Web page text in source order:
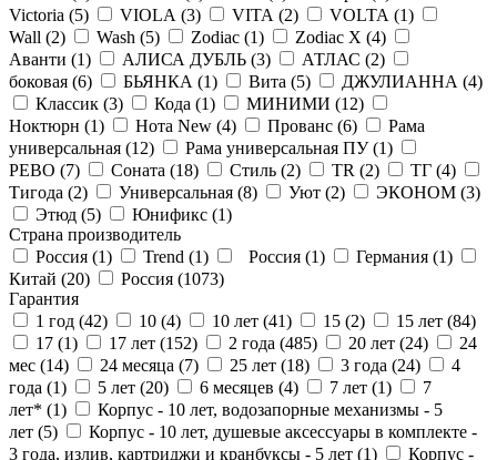
Victoria (5) VIOLA (3) VITA (2) VOLTA (1)
Wall (2) Wash (5) Zodiac (1) Zodiac X (4)
Аванти (1) АЛИСА ДУБЛЬ (3) АТЛАС (2)
боковая (6) БЬЯНКА (1) Вита (5) ДЖУЛИАННА (4)
Классик (3) Кода (1) МИНИМИ (12)
Ноктюрн (1) Нота New (4) Прованс (6)
Рама
универсальная (12) Рама универсальная ПУ (1)
РЕВО (7) Соната (18) Стиль (2) ТR (2) ТГ (4)
Тигода (2) Универсальная (8) Уют (2) ЭКОНОМ (3)
Этюд (5) Юнификс (1)
Страна производитель
Россия (1) Trend (1) Россия (1) Германия (1)
Китай (20) Россия (1073)
Гарантия
1 год (42) 10 (4) 10 лет (41) 15 (2) 15 лет (84)
17 (1) 17 лет (152) 2 года (485) 20 лет (24)
24
мес (14) 24 месяца (7) 25 лет (18) 3 года (24)
4
года (1) 5 лет (20) 6 месяцев (4) 7 лет (1)
7
лет* (1)
Корпус - 10 лет, водозапорные механизмы - 5
лет (5)
Корпус - 10 лет, душевые аксессуары в комплекте -
3 года, излив, картриджи и кранбуксы - 5 лет (1) Корпус -